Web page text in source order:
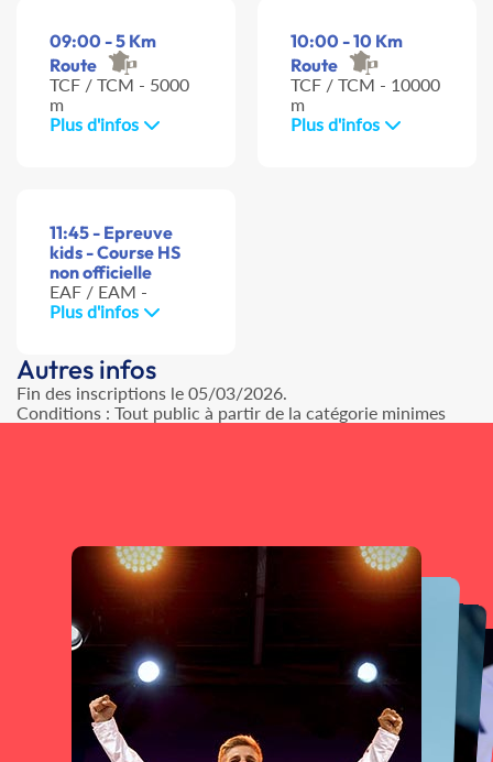
09:00 - 5 Km
Route
TCF / TCM - 5000
m
Plus d'infos
10:00 - 10 Km
Route
TCF / TCM - 10000
m
Plus d'infos
11:45 - Epreuve
kids - Course HS
non officielle
EAF / EAM -
Plus d'infos
Autres infos
Fin des inscriptions le 05/03/2026.
Conditions : Tout public à partir de la catégorie minimes